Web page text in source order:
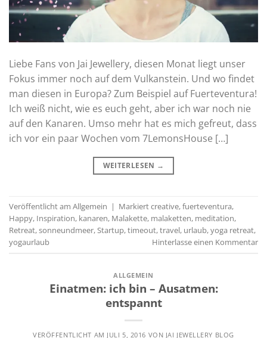
Liebe Fans von Jai Jewellery, diesen Monat liegt unser
Fokus immer noch auf dem Vulkanstein. Und wo findet
man diesen in Europa? Zum Beispiel auf Fuerteventura!
Ich weiß nicht, wie es euch geht, aber ich war noch nie
auf den Kanaren. Umso mehr hat es mich gefreut, dass
ich vor ein paar Wochen vom 7LemonsHouse […]
WEITERLESEN →
Veröffentlicht am Allgemein | Markiertcreative,fuerteventura,
Happy, Inspiration, kanaren, Malakette, malaketten, meditation,
Retreat,sonneundmeer,Startup,timeout,travel, urlaub,yoga retreat,
yogaurlaub
Hinterlasse einen Kommentar
ALLGEMEIN
Einatmen: ich bin – Ausatmen:
entspannt
VERÖFFENTLICHT AM JULI 5, 2016 VON JAI JEWELLERY BLOG